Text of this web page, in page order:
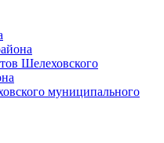
Шелеховского
муниципального